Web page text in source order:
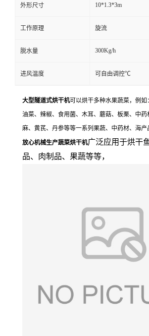
外形尺寸 10*1.3*3m
工作原理 旋流
脱水量 300Kg/h
进风温度 可自由调控℃
大型隧道式烘干机可以烘干多种水果蔬菜，例如
油菜、辣椒、食用菌、木耳、蘑菇、板栗、中
麻、黄芪、丹参等等一系列果蔬、中药材、海产
放心机械生产蔬菜烘干机广泛应用于烘干
品、肉制品、果蔬等等，